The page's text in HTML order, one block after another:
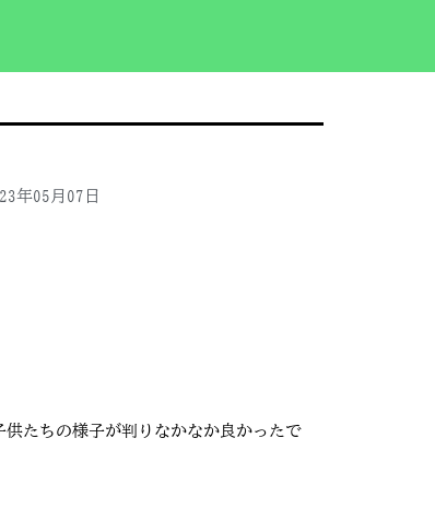
年05月07日
たちの様子が判りなかなか良かったで